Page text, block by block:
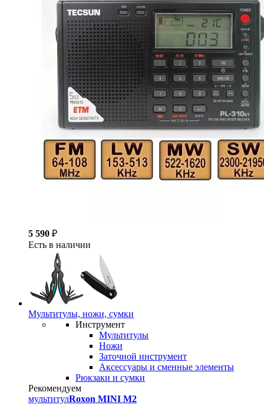
5 590 ₽
Есть в наличии
Мультитулы, ножи, сумки
Инструмент
Мультитулы
Ножи
Заточной инструмент
Аксессуары и сменные элементы
Рюкзаки и сумки
Рекомендуем
мультитулRoxon MINI M2